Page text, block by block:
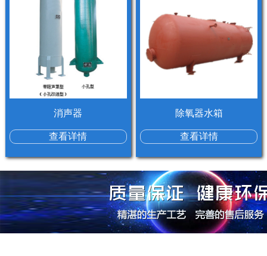
消声器
查看详情
除氧器水箱
查看详情